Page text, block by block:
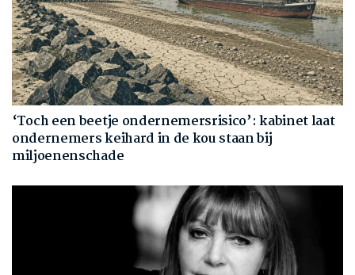
‘Toch een beetje ondernemersrisico’: kabinet laat
ondernemers keihard in de kou staan bij
miljoenenschade